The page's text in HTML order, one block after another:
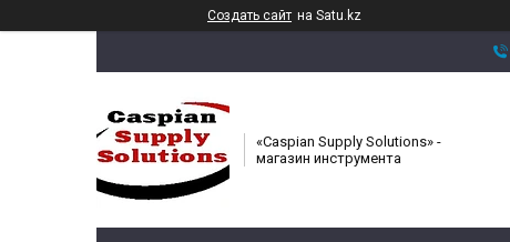
Создать сайт на Satu.kz
«Caspian Supply Solutions» -
магазин инструмента